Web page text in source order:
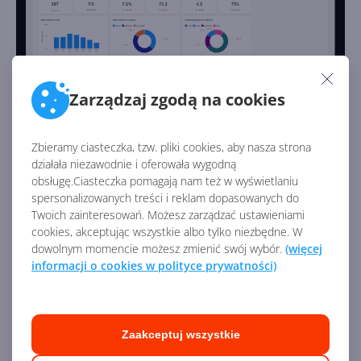
Zarządzaj zgodą na cookies
Zbieramy ciasteczka, tzw. pliki cookies, aby nasza strona
działała niezawodnie i oferowała wygodną
obsługę.Ciasteczka pomagają nam też w wyświetlaniu
spersonalizowanych treści i reklam dopasowanych do
Twoich zainteresowań. Możesz zarządzać ustawieniami
cookies, akceptując wszystkie albo tylko niezbędne. W
dowolnym momencie możesz zmienić swój wybór. (więcej
informacji o cookies w polityce prywatności)
Zaakceptuj wszystkie
ModułUsługi w Dynamics 365— jak sama nazwa
mówi — służy do zarządzania szeroko pojętymi usługami.
Dzięki niemu możesz zarządzać zleceniami na usługi,
przydzielaniem, ilością czasu, raportowaniem i analizą.
Ponadto moduł Usługi w łatwy sposób pozwala
planować spotkania i zarządzać nimi. Nie zabrakło
pozwalających zestawiać dane na mapach. Moduł Usługi
posiada również dedykowaną aplikację mobilną dla